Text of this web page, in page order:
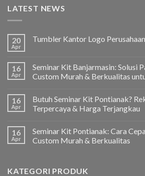
LATEST NEWS
20
Apr
Tumbler Kantor Logo
16
Apr
Seminar Kit Banjarmasin: Solusi
Custom Murah & Berkualitas
16
Apr
Butuh Seminar Kit Pontianak?
Terpercaya & Harga Terjangkau
16
Apr
Seminar Kit Pontianak: Cara
Custom Murah & Berkualitas
KATEGORI PRODUK